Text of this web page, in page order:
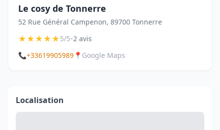
Le cosy de Tonnerre
52 Rue Général Campenon, 89700 Tonnerre
★★★★★5/5•2 avis
📞+33619905989 📍 Google Maps
Localisation